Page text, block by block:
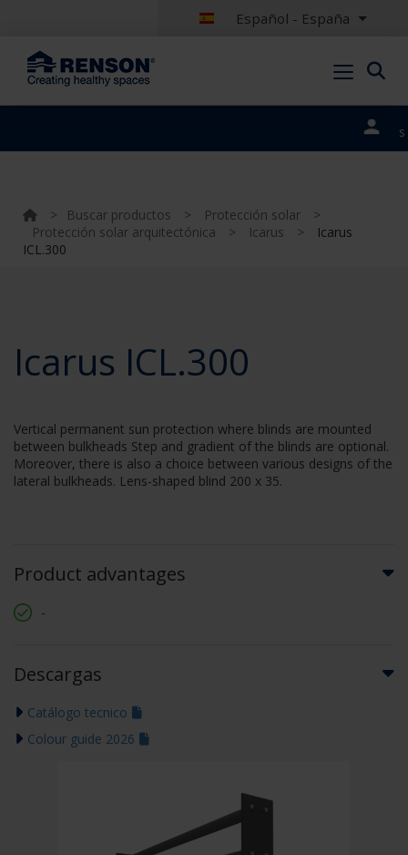
Español - España
portales
> Buscar productos > Protección solar
>
Protección solar arquitectónica
> Icarus >
Icarus
ICL.300
Icarus ICL.300
Vertical permanent sun protection where blinds are mounted
between bulkheads Step and gradient of the blinds are optional.
Moreover, there is also a choice between various designs of the
lateral bulkheads. Lens-shaped blind 200 x 35.
Product advantages
-
Descargas
Catálogo tecnico
Colour guide 2026